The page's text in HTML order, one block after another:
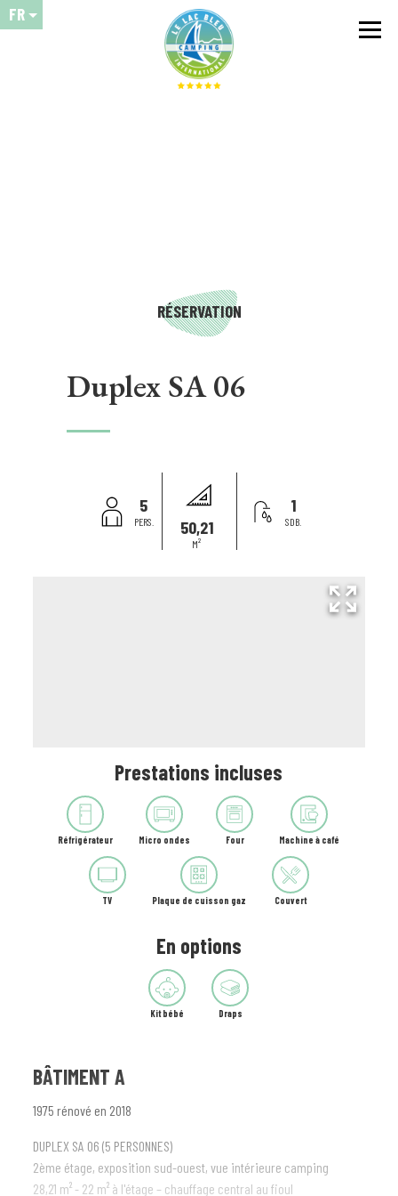
FR
RÉSERVATION
Duplex SA 06
5
PERS. 50,21
M²
1
SDB.
Prestations incluses
Réfrigérateur Micro ondes Four Machine à café
TV Plaque de cuisson gaz Couvert
En options
Kit bébé Draps
BÂTIMENT A
1975 rénové en 2018
DUPLEX SA 06 (5 PERSONNES)
2ème étage, exposition sud-ouest, vue intérieure camping
28,21 m² - 22 m² à l'étage – chauffage central au fioul